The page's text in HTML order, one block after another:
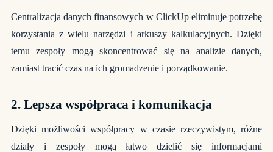
Centralizacja danych finansowych w ClickUp eliminuje potrzebę
korzystania z wielu narzędzi i arkuszy kalkulacyjnych. Dzięki
temu zespoły mogą skoncentrować się na analizie danych,
zamiast tracić czas na ich gromadzenie i porządkowanie.
2. Lepsza współpraca i komunikacja
Dzięki możliwości współpracy w czasie rzeczywistym, różne
działy i zespoły mogą łatwo dzielić się informacjami